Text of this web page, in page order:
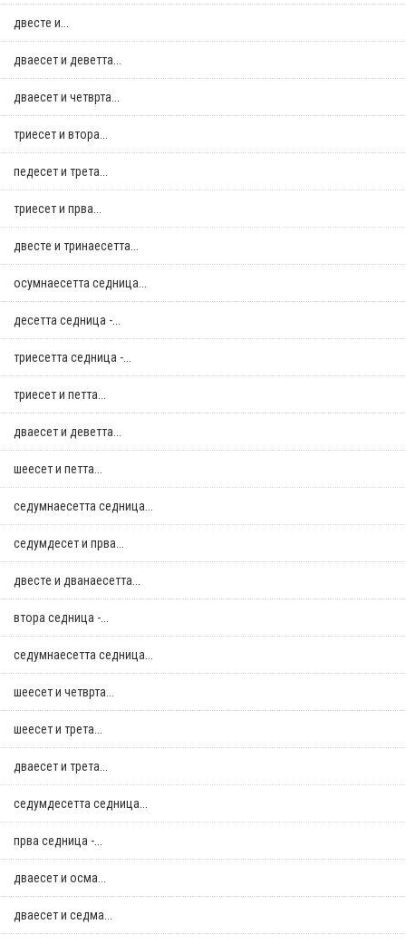
двестe и...
дваесет и деветта...
дваесет и четврта...
триесет и втора...
педесет и трета...
триесет и прва...
двестe и тринаесетта...
осумнaесетта седница...
десетта седница -...
триесетта седница -...
триесет и петта...
дваесет и деветта...
шеесет и петта...
седумнаесетта седница...
седумдесет и прва...
двестe и дванаесетта...
втора седница -...
седумнаесетта седница...
шеесет и четврта...
шеесет и трета...
дваесет и трета...
седумдесетта седница...
прва седница -...
дваесет и осма...
дваесет и седма...